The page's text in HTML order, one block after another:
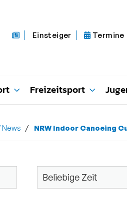
Einsteiger Termine
Freizeitsport
News NRW Indoor Canoeing